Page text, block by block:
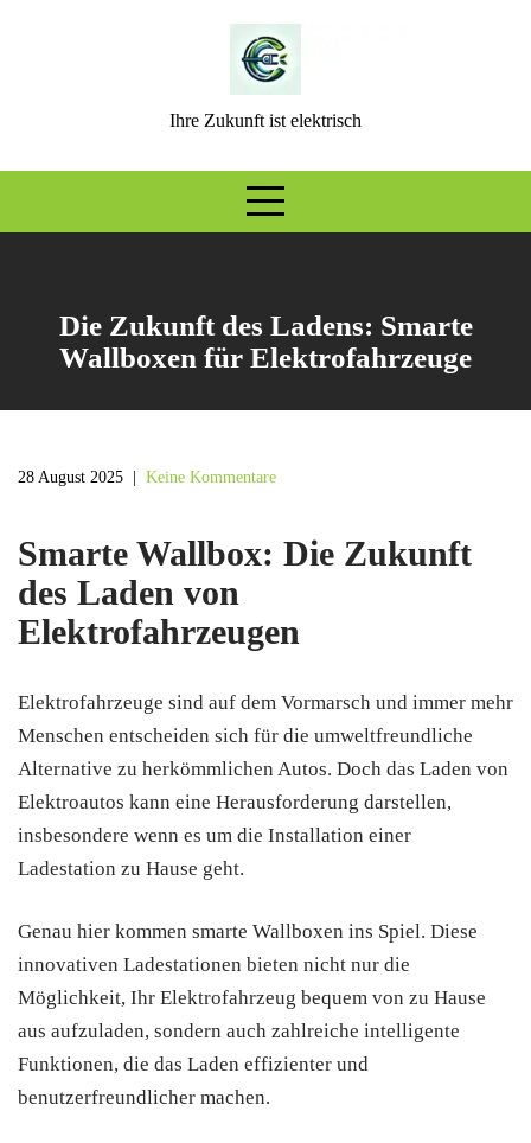
Ihre Zukunft ist elektrisch
Die Zukunft des Ladens: Smarte
Wallboxen für Elektrofahrzeuge
28 August 2025 Keine Kommentare
Smarte Wallbox: Die Zukunft
des Laden von
Elektrofahrzeugen
Elektrofahrzeuge sind auf dem Vormarsch und immer mehr
Menschen entscheiden sich für die umweltfreundliche
Alternative zu herkömmlichen Autos. Doch das Laden von
Elektroautos kann eine Herausforderung darstellen,
insbesondere wenn es um die Installation einer
Ladestation zu Hause geht.
Genau hier kommen smarte Wallboxen ins Spiel. Diese
innovativen Ladestationen bieten nicht nur die
Möglichkeit, Ihr Elektrofahrzeug bequem von zu Hause
aus aufzuladen, sondern auch zahlreiche intelligente
Funktionen, die das Laden effizienter und
benutzerfreundlicher machen.